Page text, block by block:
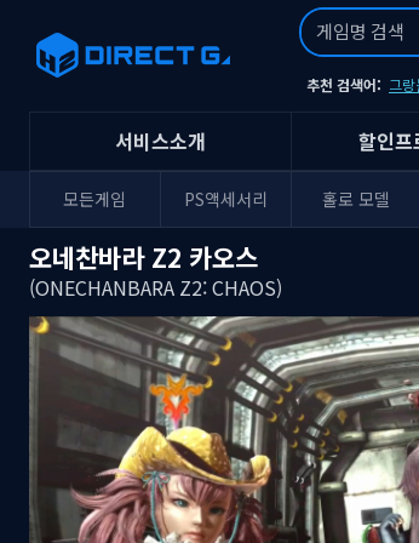
추천 검색어: 그
서비스소개 할인프
모든게임 PS액세서리 홀로 모델
오네찬바라 Z2 카오스
(ONECHANBARA Z2: CHAOS)